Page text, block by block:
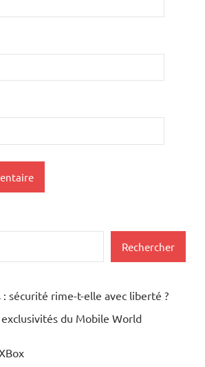
Rechercher
: sécurité rime-t-elle avec liberté ?
du Mobile World